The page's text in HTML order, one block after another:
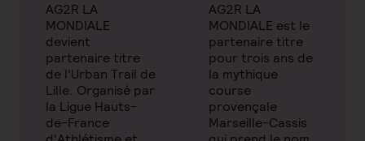
AG2R LA
MONDIALE
devient
partenaire titre
de l'Urban Trail de
Lille. Organisé par
la Ligue Hauts-
de-France
AG2R LA
MONDIALE est le
partenaire titre
pour trois ans de
la mythique
course
provençale
Marseille-Cassis